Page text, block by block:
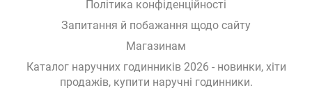
Політика конфіденційності
Запитання й побажання щодо сайту
Магазинам
Каталог наручних годинників 2026 - новинки, хіти
продажів, купити наручні годинники.